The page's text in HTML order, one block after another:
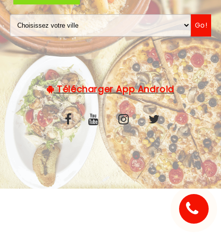
MENTIONS LÉGALES
Go!
Télécharger App Android